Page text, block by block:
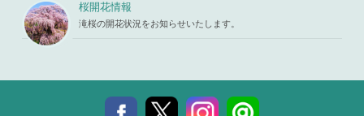
桜開花情報
滝桜の開花状況をお知らせいたします。